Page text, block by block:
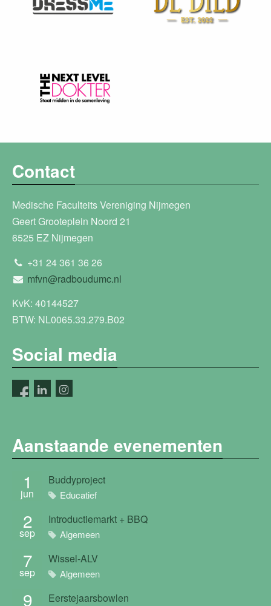
Contact
Medische Faculteits Vereniging Nijmegen
Geert Grooteplein Noord 21
6525 EZ Nijmegen
+31 24 361 36 26
mfvn@radboudumc.nl
KvK: 40144527
BTW: NL0065.33.279.B02
Social media
Aanstaande evenementen
1
jun
Buddyproject
Educatief
2
sep
Introductiemarkt + BBQ
Algemeen
7
sep
Wissel-ALV
Algemeen
9 Eerstejaarsbowlen